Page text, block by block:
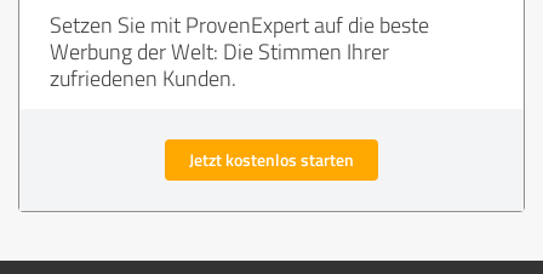
Setzen Sie mit ProvenExpert auf die beste
Werbung der Welt: Die Stimmen Ihrer
zufriedenen Kunden.
Jetzt kostenlos starten